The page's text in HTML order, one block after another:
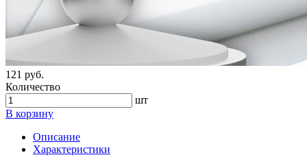
121 руб.
Количество
шт
В корзину
Описание
Характеристики